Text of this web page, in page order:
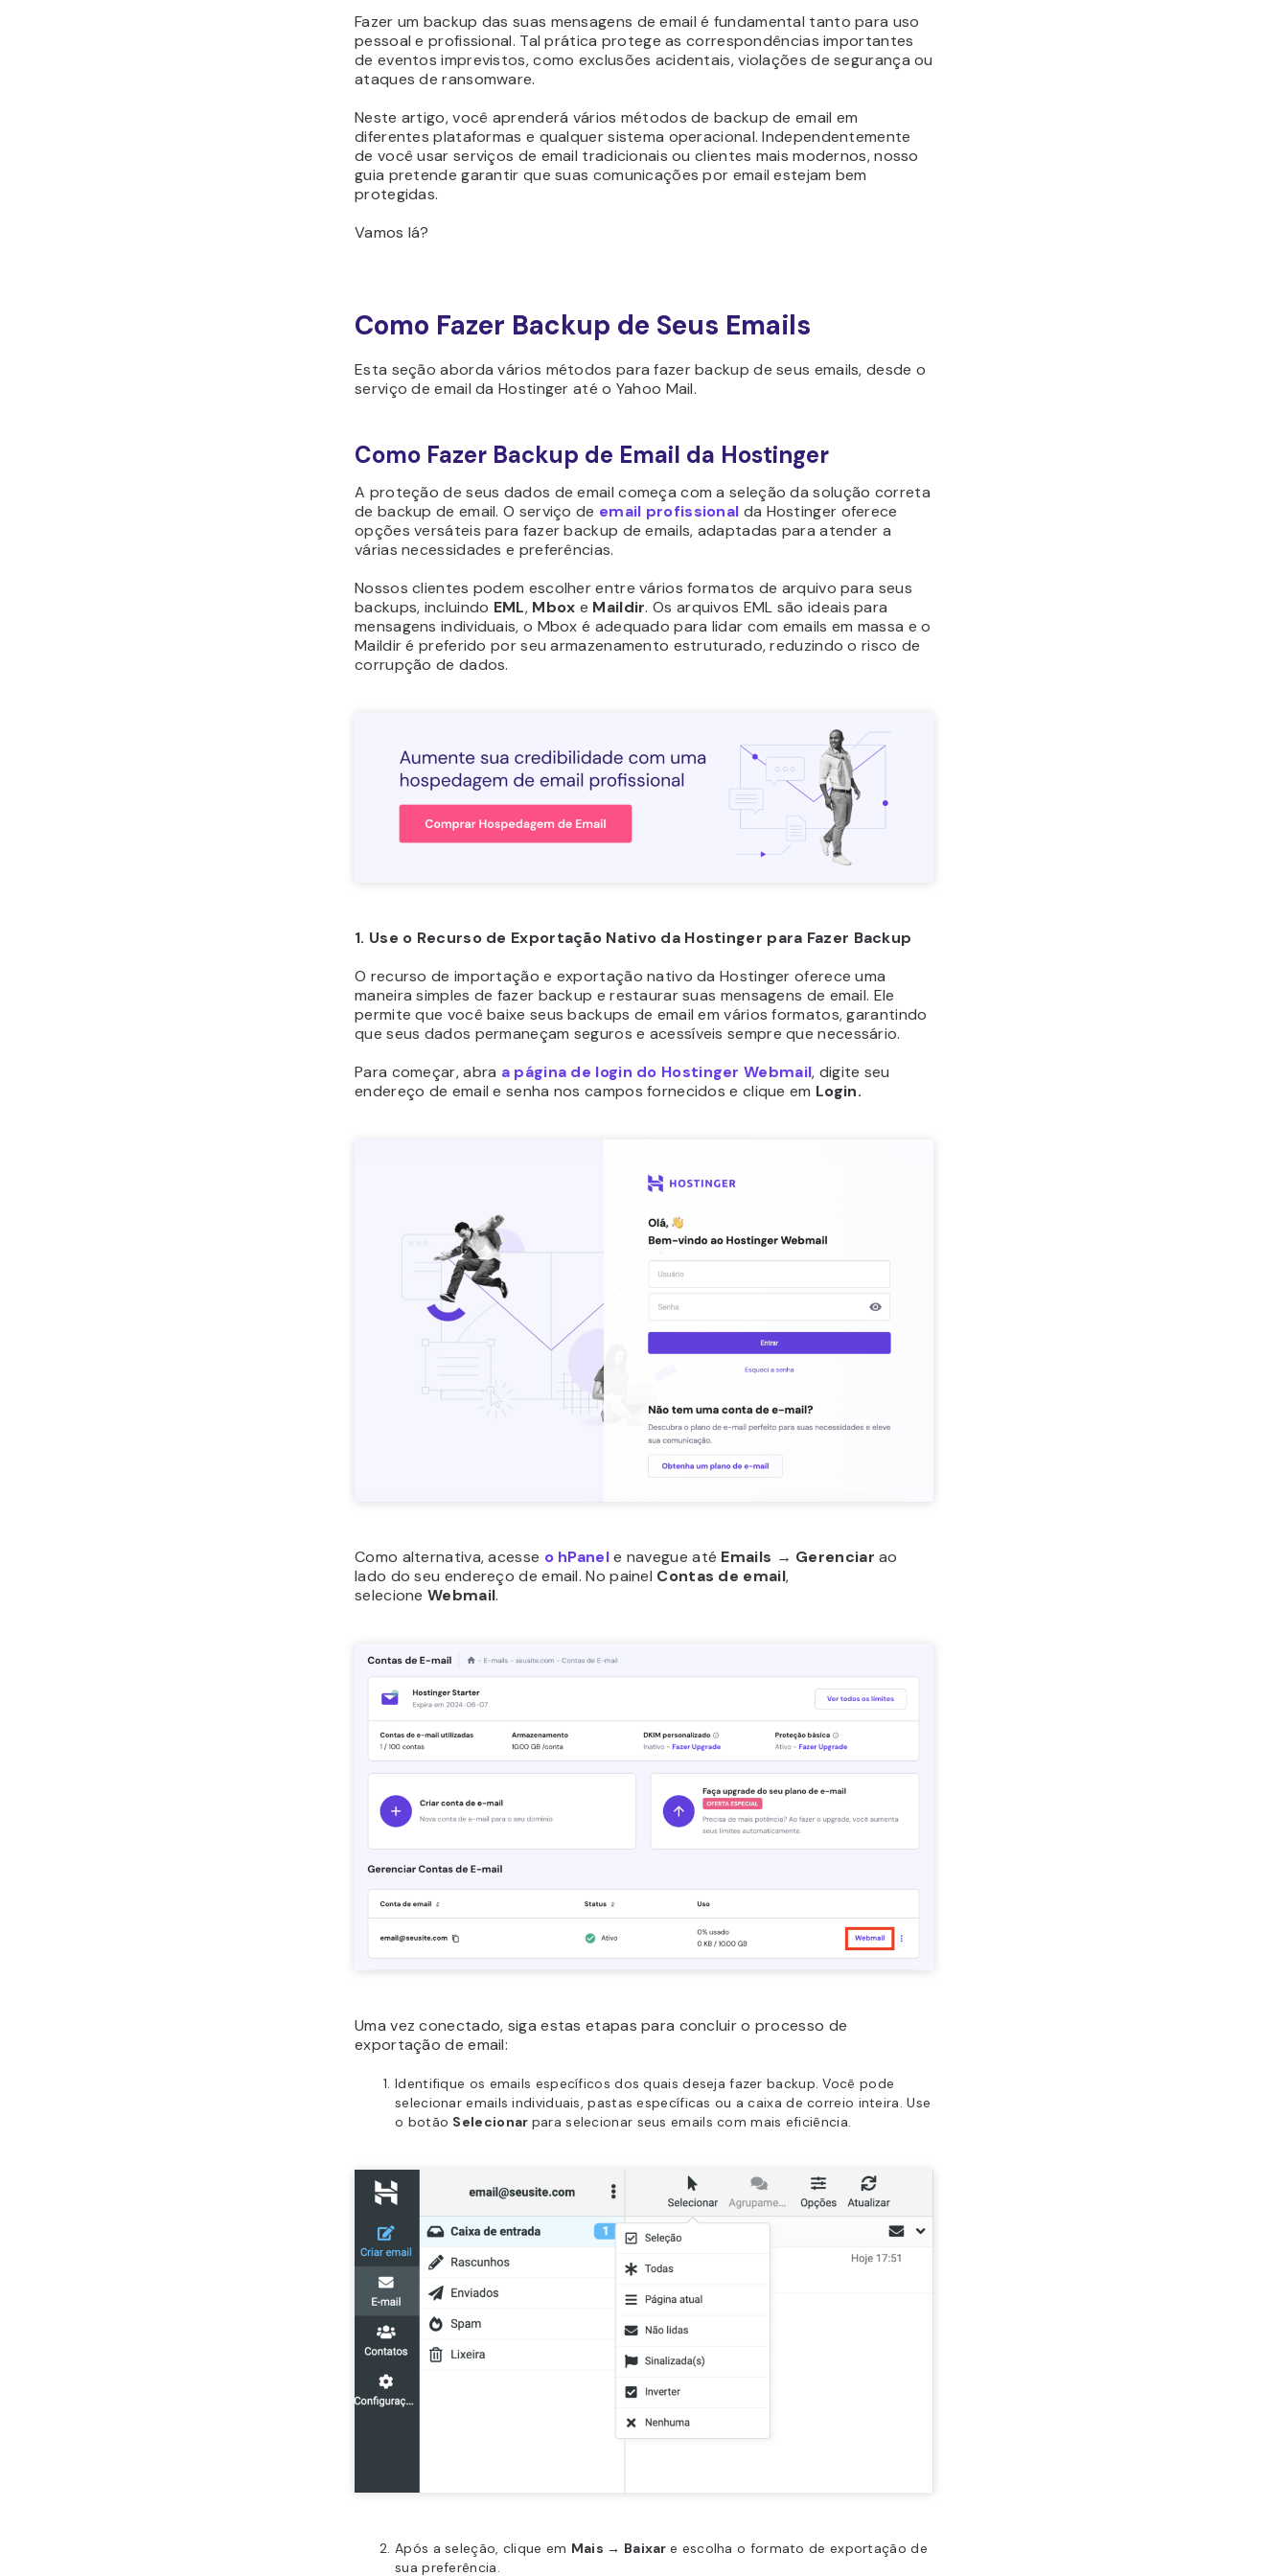
Fazer um backup das suas mensagens de email é fundamental tanto para uso
pessoal e profissional. Tal prática protege as correspondências importantes
de eventos imprevistos, como exclusões acidentais, violações de segurança ou
ataques de ransomware.
Neste artigo, você aprenderá vários métodos de backup de email em
diferentes plataformas e qualquer sistema operacional. Independentemente
de você usar serviços de email tradicionais ou clientes mais modernos, nosso
guia pretende garantir que suas comunicações por email estejam bem
protegidas.
Vamos lá?
Como Fazer Backup de Seus Emails
Esta seção aborda vários métodos para fazer backup de seus emails, desde o
serviço de email da Hostinger até o Yahoo Mail.
Como Fazer Backup de Email da Hostinger
A proteção de seus dados de email começa com a seleção da solução correta
de backup de email. O serviço de email profissional da Hostinger oferece
opções versáteis para fazer backup de emails, adaptadas para atender a
várias necessidades e preferências.
Nossos clientes podem escolher entre vários formatos de arquivo para seus
backups, incluindo EML, Mbox e Maildir. Os arquivos EML são ideais para
mensagens individuais, o Mbox é adequado para lidar com emails em massa e o
Maildir é preferido por seu armazenamento estruturado, reduzindo o risco de
corrupção de dados.
1. Use o Recurso de Exportação Nativo da Hostinger para Fazer Backup
O recurso de importação e exportação nativo da Hostinger oferece uma
maneira simples de fazer backup e restaurar suas mensagens de email. Ele
permite que você baixe seus backups de email em vários formatos, garantindo
que seus dados permaneçam seguros e acessíveis sempre que necessário.
Para começar, abra a página de login do Hostinger Webmail, digite seu
endereço de email e senha nos campos fornecidos e clique em Login.
Como alternativa, acesse o hPanele navegue até Emails → Gerenciarao
lado do seu endereço de email. No painel Contas de email,
selecione Webmail.
Uma vez conectado, siga estas etapas para concluir o processo de
exportação de email:
Identifique os emails específicos dos quais deseja fazer backup. Você pode
selecionar emails individuais, pastas específicas ou a caixa de correio inteira. Use
o botão Selecionar para selecionar seus emails com mais eficiência.
Após a seleção, clique em Mais → Baixare escolha o formato de exportação de
sua preferência.